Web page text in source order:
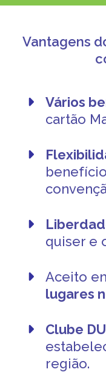
Vantagens
Vários
cartão
quiser e
Aceito
lugares
Clube
região.